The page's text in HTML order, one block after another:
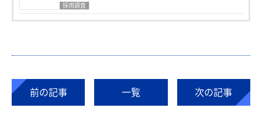
採用調査
前の記事 一覧 次の記事